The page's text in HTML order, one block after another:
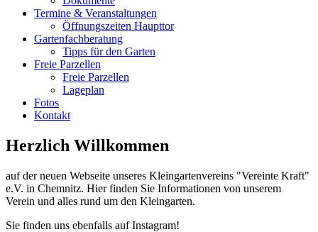
Termine & Veranstaltungen
Öffnungszeiten Haupttor
Gartenfachberatung
Tipps für den Garten
Freie Parzellen
Freie Parzellen
Lageplan
Fotos
Kontakt
Herzlich Willkommen
auf der neuen Webseite unseres Kleingartenvereins "Vereinte Kraft"
e.V. in Chemnitz. Hier finden Sie Informationen von unserem
Verein und alles rund um den Kleingarten.
Sie finden uns ebenfalls auf Instagram!